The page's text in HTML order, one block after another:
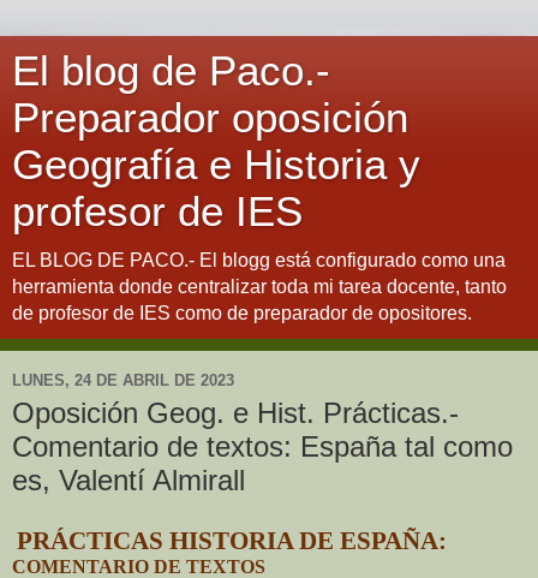
El blog de Paco.-
Preparador oposición
Geografía e Historia y
profesor de IES
EL BLOG DE PACO.- El blogg está configurado como una
herramienta donde centralizar toda mi tarea docente, tanto
de profesor de IES como de preparador de opositores.
LUNES, 24 DE ABRIL DE 2023
Oposición Geog. e Hist. Prácticas.-
Comentario de textos: España tal como
es, Valentí Almirall
PRÁCTICAS HISTORIA DE ESPAÑA:
COMENTARIO DE TEXTOS